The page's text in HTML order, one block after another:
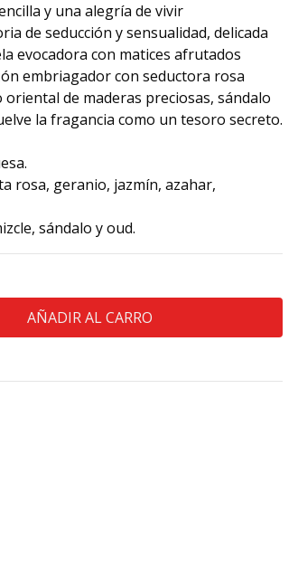
y una alegría de vivir
de seducción y sensualidad, delicada
evocadora con matices afrutados
embriagador con seductora rosa
de maderas preciosas, sándalo
la fragancia como un tesoro secreto.
rosa, geranio, jazmín, azahar,
sándalo y oud.